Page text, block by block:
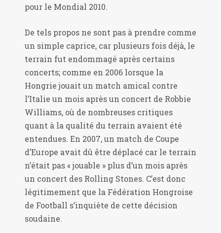
pour le Mondial 2010.
De tels propos ne sont pas à prendre comme
un simple caprice, car plusieurs fois déjà, le
terrain fut endommagé après certains
concerts; comme en 2006 lorsque la
Hongrie jouait un match amical contre
l’Italie un mois après un concert de Robbie
Williams, où de nombreuses critiques
quant à la qualité du terrain avaient été
entendues. En 2007, un match de Coupe
d’Europe avait dû être déplacé car le terrain
n’était pas « jouable » plus d’un mois après
un concert des Rolling Stones. C’est donc
légitimement que la Fédération Hongroise
de Football s’inquiète de cette décision
soudaine.